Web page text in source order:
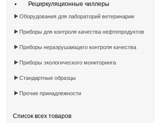
Рециркуляционные чиллеры
Оборудования для лабораторий ветеринарии
Приборы для контроля качества нефтепродуктов
Приборы неразрушающего контроля качества
Приборы экологического мониторинга
Стандартные образцы
Прочие принадлежности
Список всех товаров